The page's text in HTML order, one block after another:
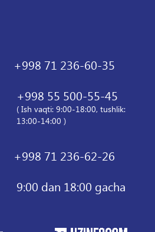
+998 71 236-60-35
+998 55 500-55-45
( Ish vaqti: 9:00-18:00, tushlik:
13:00-14:00 )
+998 71 236-62-26
9:00 dan 18:00 gacha